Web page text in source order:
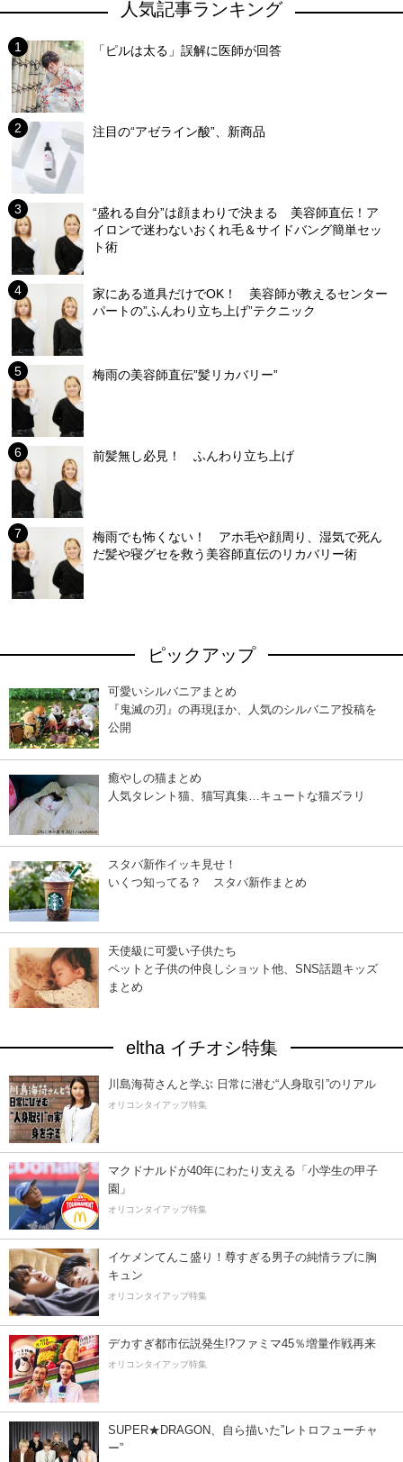
人気記事ランキング
「ピルは太る」誤解に医師が回答
注目の“アゼライン酸”、新商品
“盛れる自分”は顔まわりで決まる 美容師直伝！ア
イロンで迷わないおくれ毛＆サイドバング簡単セッ
ト術
家にある道具だけでOK！ 美容師が教えるセンター
パートの”ふんわり立ち上げ”テクニック
梅雨の美容師直伝”髪リカバリー”
前髪無し必見！ ふんわり立ち上げ
梅雨でも怖くない！ アホ毛や顔周り、湿気で死ん
だ髪や寝グセを救う美容師直伝のリカバリー術
ピックアップ
可愛いシルバニアまとめ
『鬼滅の刃』の再現ほか、人気のシルバニア投稿を
公開
癒やしの猫まとめ
人気タレント猫、猫写真集…キュートな猫ズラリ
スタバ新作イッキ見せ！
いくつ知ってる？ スタバ新作まとめ
天使級に可愛い子供たち
ペットと子供の仲良しショット他、SNS話題キッズ
まとめ
eltha イチオシ特集
川島海荷さんと学ぶ 日常に潜む“人身取引”のリアル
オリコンタイアップ特集
マクドナルドが40年にわたり支える「小学生の甲子
園」
オリコンタイアップ特集
イケメンてんこ盛り！尊すぎる男子の純情ラブに胸
キュン
オリコンタイアップ特集
デカすぎ都市伝説発生!?ファミマ45％増量作戦再来
オリコンタイアップ特集
SUPER★DRAGON、自ら描いた”レトロフューチャ
ー”